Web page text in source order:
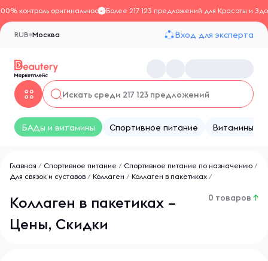
контроль оригинальностиБолее 217 123 предложений для Красоты и
Москва
RUB Вход для эксперта
БАДы и витамины Спортивное питание Витамины
Главная / Спортивное питание / Спортивное питание по назначению /
Для связок и суставов / Коллаген / Коллаген в пакетиках /
Коллаген в пакетиках –
Цены, Скидки
0 товаров ↑